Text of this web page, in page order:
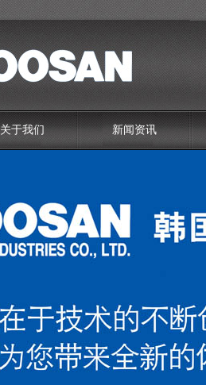
关于我们 新闻资讯